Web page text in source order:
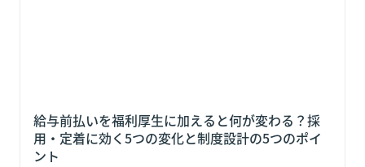
給与前払いを福利厚生に加えると何が変わる？採
用・定着に効く5つの変化と制度設計の5つのポイ
ント